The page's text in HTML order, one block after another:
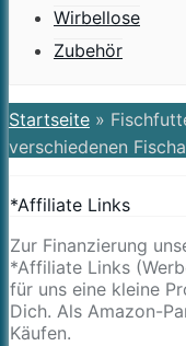
Wirbellose
Zubehör
Startseite »
verschiedenen
*Affiliate Links
Zur Finanzierung
*Affiliate Links
für uns eine kleine
Dich. Als Amazon-
Käufen.